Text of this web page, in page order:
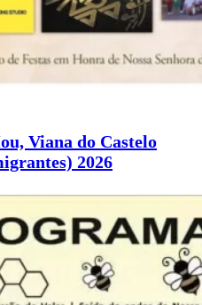
Viana do Castelo
2026